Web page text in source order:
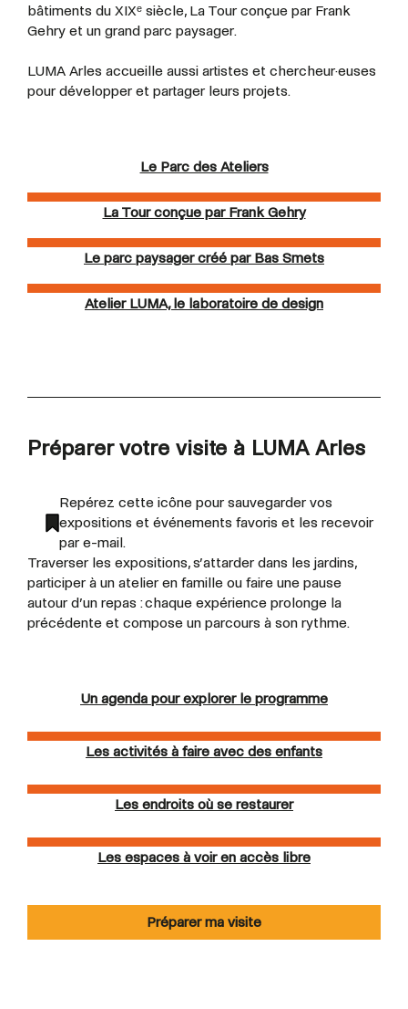
bâtiments du XIXᵉ siècle, La Tour conçue par Frank
Gehry et un grand parc paysager.
LUMA Arles accueille aussi artistes et chercheur·euses
pour développer et partager leurs projets.
Le Parc des Ateliers
La Tour conçue par Frank Gehry
Le parc paysager créé par Bas Smets
Atelier LUMA, le laboratoire de design
Préparer votre visite à LUMA Arles
Repérez cette icône pour sauvegarder vos
expositions et événements favoris et les recevoir
par e-mail.
Traverser les expositions, s’attarder dans les jardins,
participer à un atelier en famille ou faire une pause
autour d’un repas : chaque expérience prolonge la
précédente et compose un parcours à son rythme.
Un agenda pour explorer le programme
Les activités à faire avec des enfants
Les endroits où se restaurer
Les espaces à voir en accès libre
Préparer ma visite